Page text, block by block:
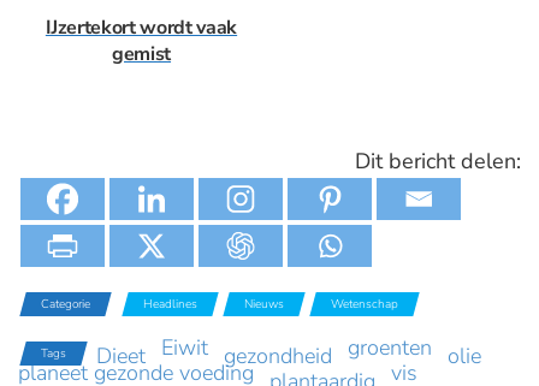
IJzertekort wordt vaak
gemist
Dit bericht delen:
Categorie Headlines Nieuws Wetenschap
Tags Dieet Eiwit gezondheid groenten olie
planeet gezonde voeding vis